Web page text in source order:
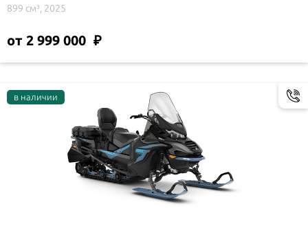
899 см³, 2025
от 2 999 000